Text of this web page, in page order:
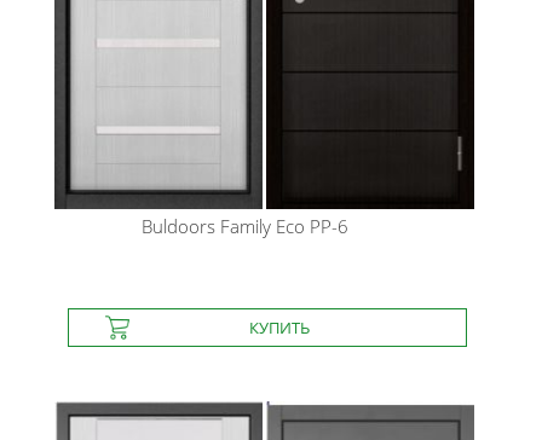
Buldoors Family Eco PP-6